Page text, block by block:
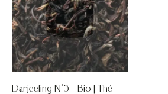
Darjeeling N°5 – Bio | Thé